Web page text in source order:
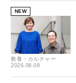
NEW
教養・カルチャー
2026.08.08